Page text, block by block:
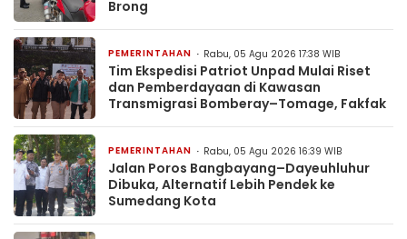
Brong
PEMERINTAHAN Rabu, 05 Agu 2026 17:38 WIB
Tim Ekspedisi Patriot Unpad Mulai Riset
dan Pemberdayaan di Kawasan
Transmigrasi Bomberay–Tomage, Fakfak
PEMERINTAHAN Rabu, 05 Agu 2026 16:39 WIB
Jalan Poros Bangbayang–Dayeuhluhur
Dibuka, Alternatif Lebih Pendek ke
Sumedang Kota